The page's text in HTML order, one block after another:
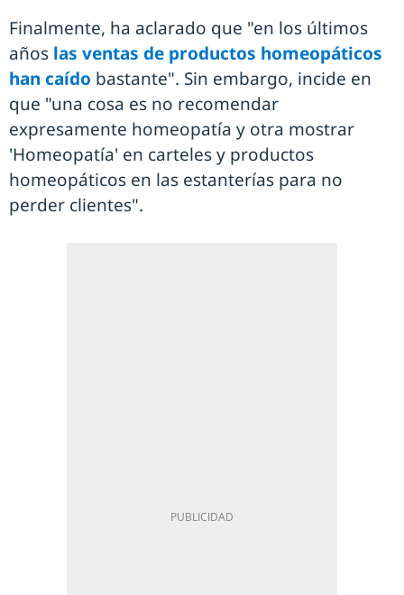
Finalmente, ha aclarado que "en los últimos
años las ventas de productos homeopáticos
han caído bastante". Sin embargo, incide en
que "una cosa es no recomendar
expresamente homeopatía y otra mostrar
'Homeopatía' en carteles y productos
homeopáticos en las estanterías para no
perder clientes".